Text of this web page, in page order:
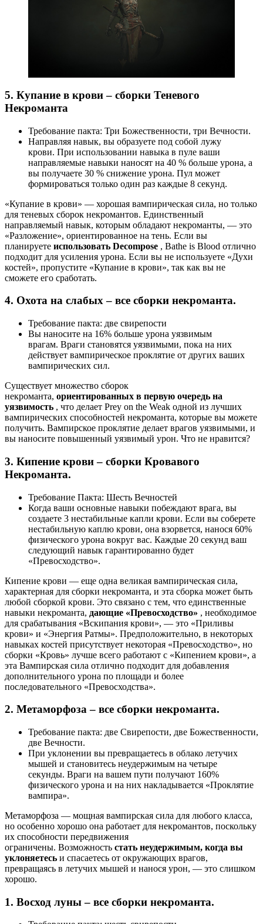
5. Купание в крови – сборки Теневого
Некроманта
Требование пакта: Три Божественности, три Вечности.
Направляя навык, вы образуете под собой лужу
крови. При использовании навыка в пуле ваши
направляемые навыки наносят на 40 % больше урона, а
вы получаете 30 % снижение урона. Пул может
формироваться только один раз каждые 8 ​​секунд.
«Купание в крови» — хорошая вампирическая сила, но только
для теневых сборок некромантов. Единственный
направляемый навык, которым обладают некроманты, — это
«Разложение», ориентированное на тень. Если вы
планируете использовать Decompose , Bathe is Blood отлично
подходит для усиления урона. Если вы не используете «Духи
костей», пропустите «Купание в крови», так как вы не
сможете его сработать.
4. Охота на слабых – все сборки некроманта.
Требование пакта: две свирепости
Вы наносите на 16% больше урона уязвимым
врагам. Враги становятся уязвимыми, пока на них
действует вампирическое проклятие от других ваших
вампирических сил.
Существует множество сборок
некроманта, ориентированных в первую очередь на
уязвимость , что делает Prey on the Weak одной из лучших
вампирических способностей некроманта, которые вы можете
получить. Вампирское проклятие делает врагов уязвимыми, и
вы наносите повышенный уязвимый урон. Что не нравится?
3. Кипение крови – сборки Кровавого
Некроманта.
Требование Пакта: Шесть Вечностей
Когда ваши основные навыки побеждают врага, вы
создаете 3 нестабильные капли крови. Если вы соберете
нестабильную каплю крови, она взорвется, нанося 60%
физического урона вокруг вас. Каждые 20 секунд ваш
следующий навык гарантированно будет
«Превосходство».
Кипение крови — еще одна великая вампирическая сила,
характерная для сборки некроманта, и эта сборка может быть
любой сборкой крови. Это связано с тем, что единственные
навыки некроманта, дающие «Превосходство» , необходимое
для срабатывания «Вскипания крови», — это «Приливы
крови» и «Энергия Ратмы». Предположительно, в некоторых
навыках костей присутствует некоторая «Превосходство», но
сборки «Кровь» лучше всего работают с «Кипением крови», а
эта Вампирская сила отлично подходит для добавления
дополнительного урона по площади и более
последовательного «Превосходства».
2. Метаморфоза – все сборки некроманта.
Требование пакта: две Свирепости, две Божественности,
две Вечности.
При уклонении вы превращаетесь в облако летучих
мышей и становитесь неудержимым на четыре
секунды. Враги на вашем пути получают 160%
физического урона и на них накладывается «Проклятие
вампира».
Метаморфоза — мощная вампирская сила для любого класса,
но особенно хорошо она работает для некромантов, поскольку
их способности передвижения
ограничены. Возможность стать неудержимым, когда вы
уклоняетесь и спасаетесь от окружающих врагов,
превращаясь в летучих мышей и нанося урон, — это слишком
хорошо.
1. Восход луны – все сборки некроманта.